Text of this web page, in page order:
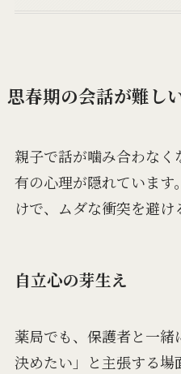
思春期の会話が難し
親子で話が噛み合わな
有の心理が隠れていま
けで、ムダな衝突を避け
自立心の芽生え
薬局でも、保護者と一
決めたい」と主張する